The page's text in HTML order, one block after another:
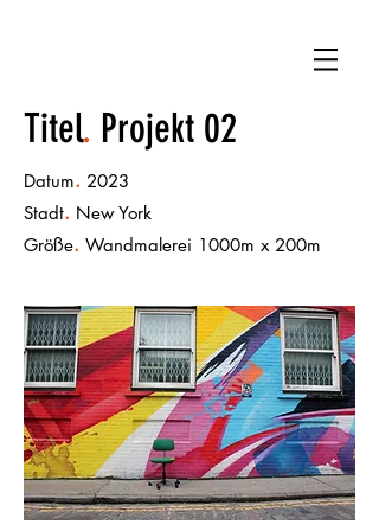
Titel. Projekt 02
Datum. 2023
Stadt. New York
Größe. Wandmalerei 1000m x 200m